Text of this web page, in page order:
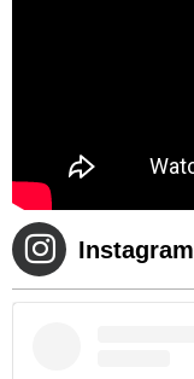
Instagram